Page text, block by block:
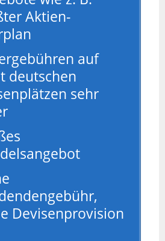
Aktien-
auf
deutschen
sehr
Devisenprovision